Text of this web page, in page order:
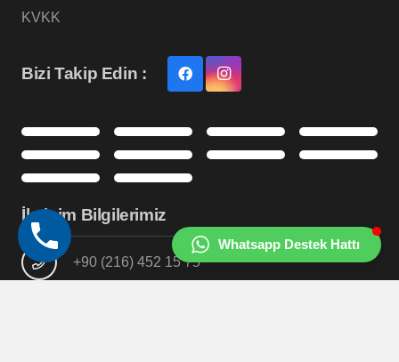
KVKK
Bizi Takip Edin :
İletişim Bilgilerimiz
+90 (216) 452 15 75
Whatsapp Destek Hattı